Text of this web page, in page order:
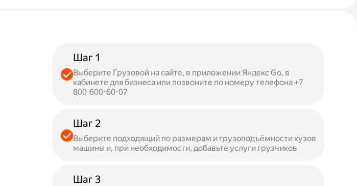
Шаг 1
Выберите Грузовой на сайте, в приложении Яндекс Go, в
кабинете для бизнеса или позвоните по номеру телефона +7
800 600-60-07
Шаг 2
Выберите подходящий по размерам и грузоподъёмности кузов
машины и, при необходимости, добавьте услуги грузчиков
Шаг 3